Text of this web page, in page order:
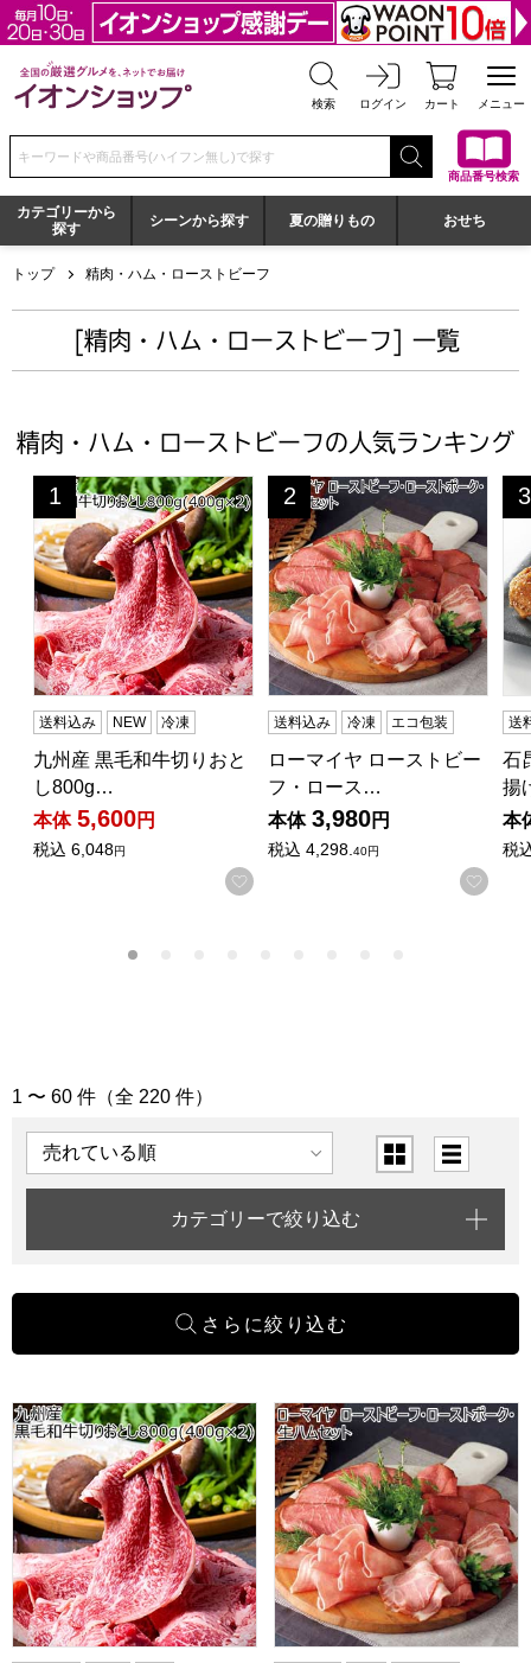
全国の厳選グルメを、ネットでお届け イオンショップ
検索 ログイン カート メニュー
検索キーワードまたは商品番号を入力してください
商品番号検索
カテゴリーから
探す
シーンから探す 夏の贈りもの おせち
トップ 精肉・ハム・ローストビーフ
[精肉・ハム・ローストビーフ] 一覧
精肉・ハム・ローストビーフの人気ランキング
九州産 黒毛和牛切りおとし800g(400g×2)【サマーセール
1
位
送料込み NEW 冷凍
九州産 黒毛和牛切りおと
し800g…
本体 5,600円
税込 6,048円
お気に入りに登録する
ローマイヤ ローストビーフ
2
位
送料込み 冷凍 エコ包装
ローマイヤ ローストビー
フ・ロース…
本体 3,980円
税込 4,298.40円
お気
3
位
送
石
揚
本
税
「精肉・ハム・ローストビーフ」の商品一覧
1 〜 60 件（全 220 件）
表示順 表示切替
カテゴリーで絞り込む
九州産 黒毛和牛切りおとし800g(400g×2)【サマーセール】
ローマイヤ ローストビーフ